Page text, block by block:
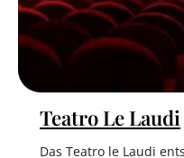
Teatro Le Laudi
Das Teatro le Laudi